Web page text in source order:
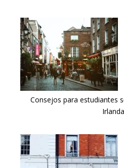
Consejos para estudiantes
Irlanda